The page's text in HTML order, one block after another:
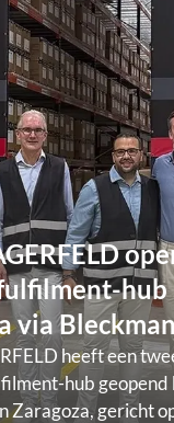
hub
via
heeft een
hub geopend
Zaragoza, gericht